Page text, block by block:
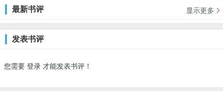
最新书评 显示更多 
发表书评
您需要 登录 才能发表书评！